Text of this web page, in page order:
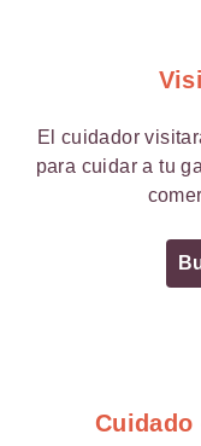
El cuidador
para cuidar a tu